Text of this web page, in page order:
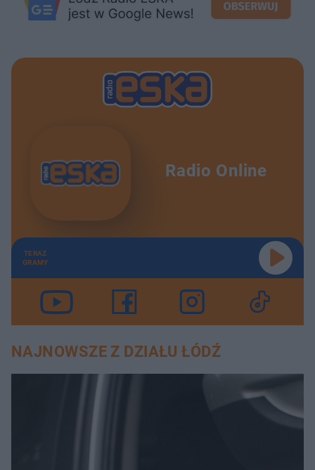
Radio Online
TERAZ
GRAMY
NAJNOWSZE Z DZIAŁU ŁÓDŹ